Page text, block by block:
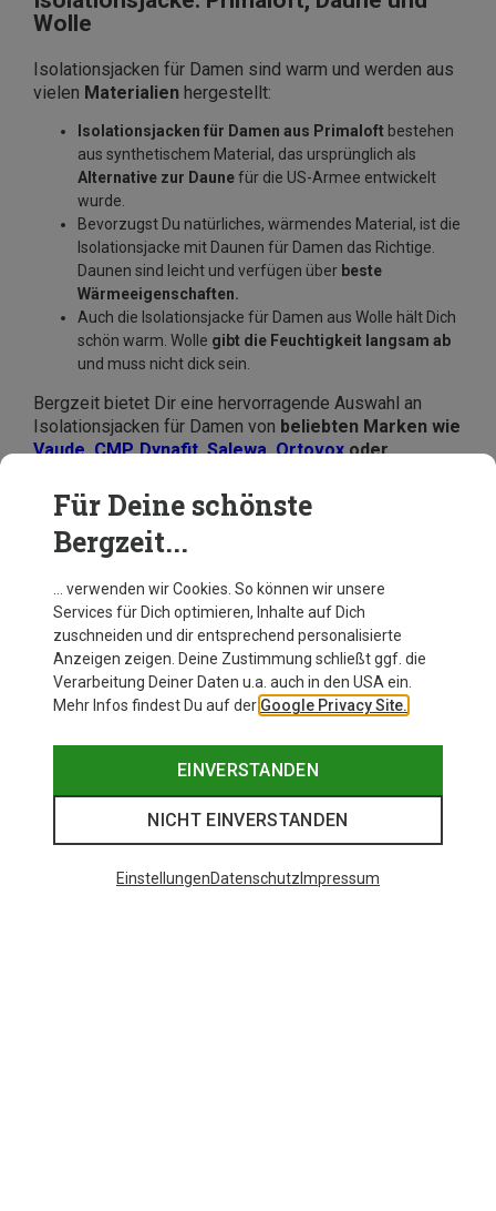
Wolle
Isolationsjacken für Damen sind warm und werden aus
vielen Materialien hergestellt:
Isolationsjacken für Damen aus Primaloft bestehen
aus synthetischem Material, das ursprünglich als
Alternative zur Daunefür die US-Armee entwickelt
wurde.
Bevorzugst Du natürliches, wärmendes Material, ist die
Isolationsjacke mit Daunen für Damen das Richtige.
Daunen sind leicht und verfügen über beste
Wärmeeigenschaften.
Auch die Isolationsjacke für Damen aus Wolle hält Dich
schön warm. Wolle gibt die Feuchtigkeit langsam ab
und muss nicht dick sein.
Bergzeit bietet Dir eine hervorragende Auswahl an
Isolationsjacken für Damen von beliebten Marken wie
Vaude,CMP,Dynafit,Salewa,Ortovoxoder
spare dank unserer
günstigen Preise
Für Deine schönste
Bergzeit...
… verwenden wir Cookies. So können wir unsere
Services für Dich optimieren, Inhalte auf Dich
zuschneiden und dir entsprechend personalisierte
Anzeigen zeigen. Deine Zustimmung schließt ggf. die
Verarbeitung Deiner Daten u.a. auch in den USA ein.
Mehr Infos findest Du auf der Google Privacy Site.
EINVERSTANDEN
NICHT EINVERSTANDEN
EinstellungenDatenschutz Impressum